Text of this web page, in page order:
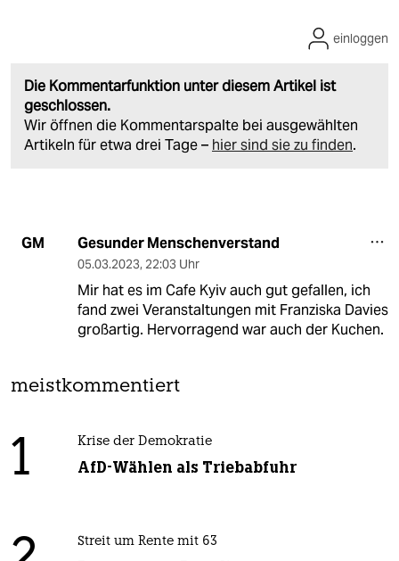
Die Kommentarfunktion unter diesem Artikel ist
geschlossen.
Wir öffnen die Kommentarspalte bei ausgewählten
Artikeln für etwa drei Tage – hier sind sie zu finden.
einloggen
GM Gesunder Menschenverstand
05.03.2023, 22:03 Uhr
Mir hat es im Cafe Kyiv auch gut gefallen, ich
fand zwei Veranstaltungen mit Franziska Davies
großartig. Hervorragend war auch der Kuchen.
meistkommentiert
1 Krise der Demokratie
AfD-Wählen als Triebabfuhr
Streit um Rente mit 63